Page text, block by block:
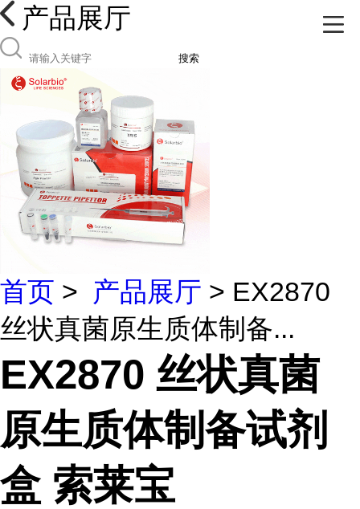
产品展厅
搜索
首页 > 产品展厅 > EX2870
丝状真菌原生质体制备...
EX2870 丝状真菌
原生质体制备试剂
盒 索莱宝